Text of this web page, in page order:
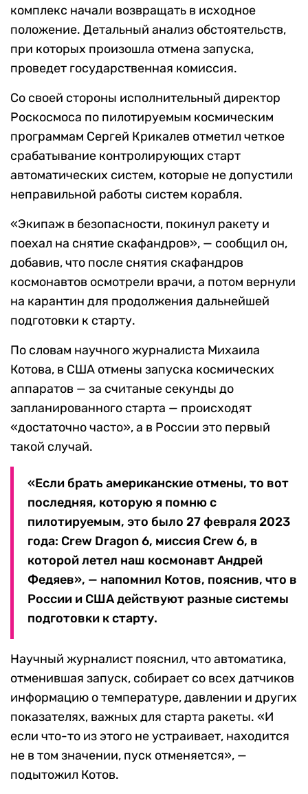
комплекс начали возвращать в исходное
положение. Детальный анализ обстоятельств,
при которых произошла отмена запуска,
проведет государственная комиссия.
Со своей стороны исполнительный директор
Роскосмоса по пилотируемым космическим
программам Сергей Крикалев отметил четкое
срабатывание контролирующих старт
автоматических систем, которые не допустили
неправильной работы систем корабля.
«Экипаж в безопасности, покинул ракету и
поехал на снятие скафандров», — сообщил он,
добавив, что после снятия скафандров
космонавтов осмотрели врачи, а потом вернули
на карантин для продолжения дальнейшей
подготовки к старту.
По словам научного журналиста Михаила
Котова, в США отмены запуска космических
аппаратов — за считаные секунды до
запланированного старта — происходят
«достаточно часто», а в России это первый
такой случай.
«Если брать американские отмены, то вот
последняя, которую я помню с
пилотируемым, это было 27 февраля 2023
года: Crew Dragon 6, миссия Crew 6, в
которой летел наш космонавт Андрей
Федяев», — напомнил Котов, пояснив, что в
России и США действуют разные системы
подготовки к старту.
Научный журналист пояснил, что автоматика,
отменившая запуск, собирает со всех датчиков
информацию о температуре, давлении и других
показателях, важных для старта ракеты. «И
если что-то из этого не устраивает, находится
не в том значении, пуск отменяется», —
подытожил Котов.